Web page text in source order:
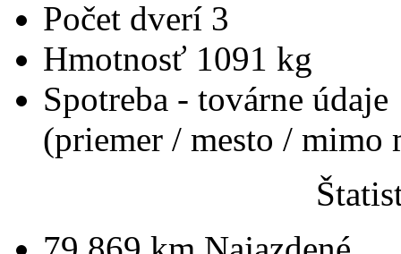
Počet dverí 3
Hmotnosť 1091 kg
Spotreba - továrne údaje
(priemer / mesto / mimo